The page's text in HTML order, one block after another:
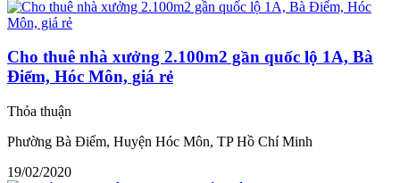
Cho thuê nhà xưởng 2.100m2 gần quốc lộ 1A, Bà
Điểm, Hóc Môn, giá rẻ
Thỏa thuận
Phường Bà Điểm, Huyện Hóc Môn, TP Hồ Chí Minh
19/02/2020